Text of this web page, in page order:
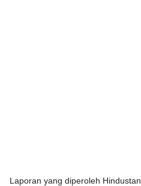
Laporan yang diperoleh